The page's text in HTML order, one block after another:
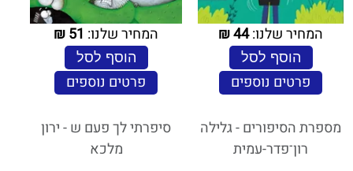
המחיר שלנו:44
₪
הוסף לסל
פרטים נוספים
המחיר שלנו: 51
₪
הוסף לסל
פרטים נוספים
מספרת הסיפורים - גלילה
רון־פדר-עמית
סיפרתי לך פעם ש - ירון
מלכא